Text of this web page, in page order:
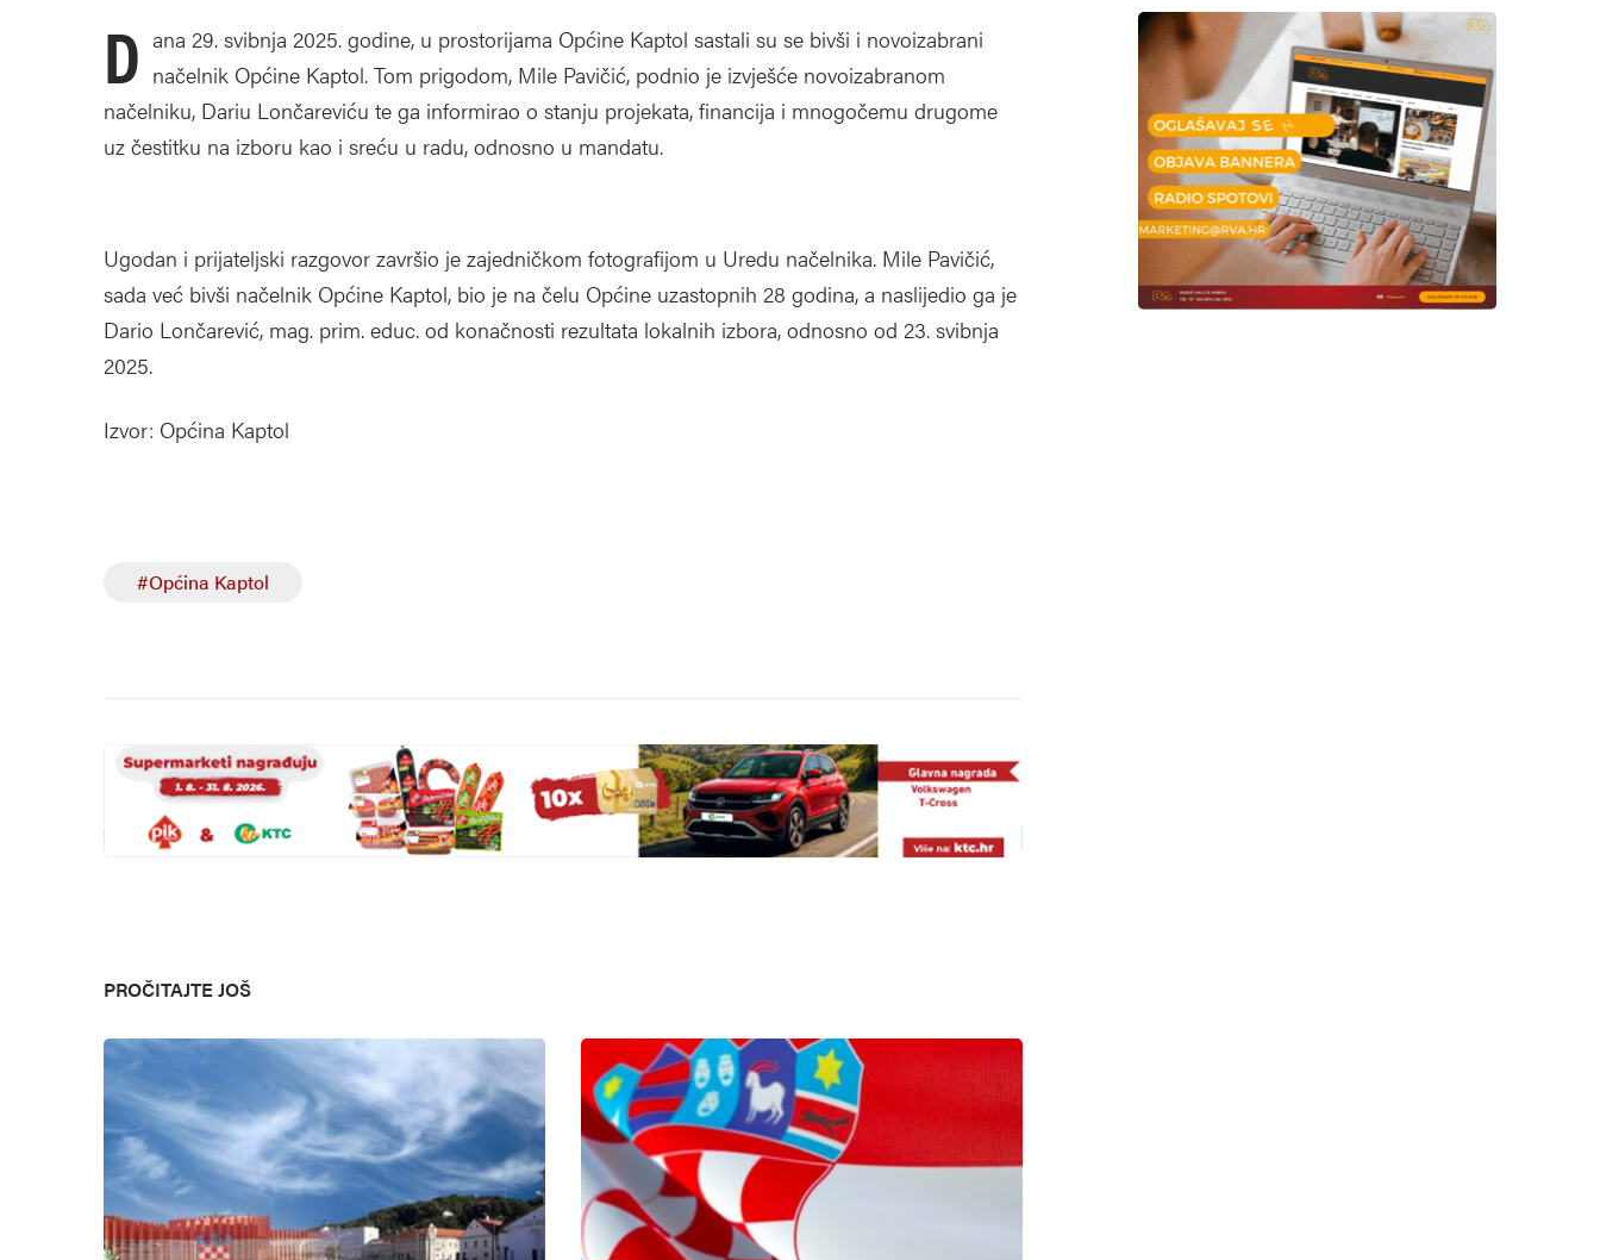
D ana 29. svibnja 2025. godine, u prostorijama Općine Kaptol sastali su se bivši i novoizabrani
načelnik Općine Kaptol. Tom prigodom, Mile Pavičić, podnio je izvješće novoizabranom
načelniku, Dariu Lončareviću te ga informirao o stanju projekata, financija i mnogočemu drugome
uz čestitku na izboru kao i sreću u radu, odnosno u mandatu.
Ugodan i prijateljski razgovor završio je zajedničkom fotografijom u Uredu načelnika. Mile Pavičić,
sada već bivši načelnik Općine Kaptol, bio je na čelu Općine uzastopnih 28 godina, a naslijedio ga je
Dario Lončarević, mag. prim. educ. od konačnosti rezultata lokalnih izbora, odnosno od 23. svibnja
2025.
Izvor: Općina Kaptol
#Općina Kaptol
PROČITAJTE JOŠ